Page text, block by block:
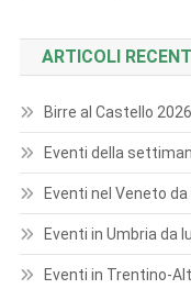
ARTICOLI
Birre al Castello 2026
Eventi della
Eventi nel Veneto
Eventi in Umbria da
Eventi in Trentino-